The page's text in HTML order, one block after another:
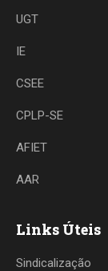
UGT
IE
CSEE
CPLP-SE
AFIET
AAR
Links Úteis
Sindicalização